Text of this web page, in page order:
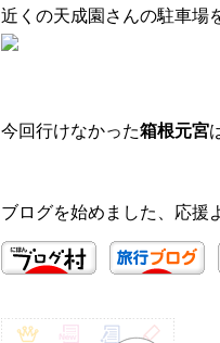
近くの天成園さんの駐車場
今回行けなかった箱根元宮
ブログを始めました、応援